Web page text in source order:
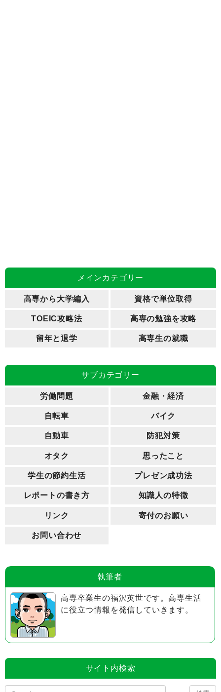
メインカテゴリー
高専から大学編入 資格で単位取得
TOEIC攻略法 高専の勉強を攻略
留年と退学 高専生の就職
サブカテゴリー
労働問題 金融・経済
自転車 バイク
自動車 防犯対策
オタク 思ったこと
学生の節約生活 プレゼン成功法
レポートの書き方 知識人の特徴
リンク 寄付のお願い
お問い合わせ
執筆者
高専卒業生の福沢英世です。高専生活
に役立つ情報を発信していきます。
サイト内検索